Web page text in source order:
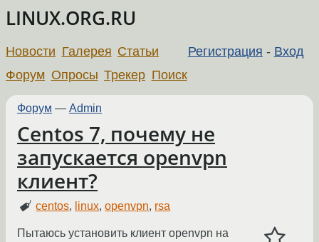
LINUX.ORG.RU
Регистрация - Вход
Новости Галерея Статьи
Форум Опросы Трекер Поиск
Форум — Admin
Centos 7, почему не
запускается openvpn
клиент?
centos, linux,openvpn, rsa
Пытаюсь установить клиент openvpn на